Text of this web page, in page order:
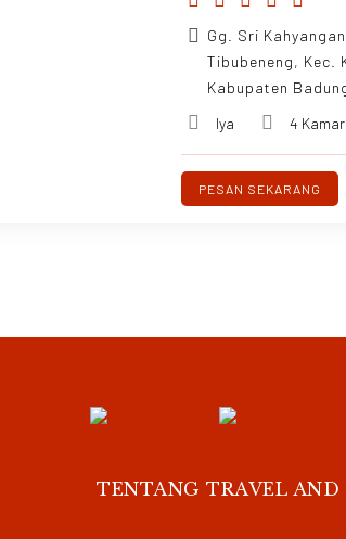
Gg. Sri
Tibubeneng, Kec.
Kabupaten
Iya
4 Kamar
PESAN SEKARANG
TENTANG TRAVEL AND